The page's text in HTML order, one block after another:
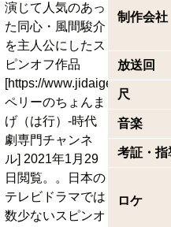
演じて人気のあっ
た同心・風間駿介
を主人公にしたス
ピンオフ作品
[https://www.jidaigeki.com/
ペリーのちょんま
げ（は行）-時代
劇専門チャンネ
ル] 2021年1月29
日閲覧。。日本の
テレビドラマでは
数少ないスピンオ
制作会社
放送回
尺
音楽
考証・指
ロケ